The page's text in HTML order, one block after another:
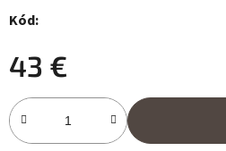
Kód:
43 €
Jednotková cena: